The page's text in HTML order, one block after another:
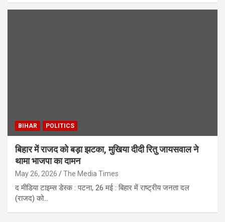
BIHAR POLITICS
बिहार में राजद को बड़ा झटका, मुखिया दीदी रितु जायसवाल ने
थामा भाजपा का दामन
May 26, 2026 The Media Times
द मीडिया टाइम्स डेस्क : पटना, 26 मई : बिहार में राष्ट्रीय जनता दल
(राजद) को…